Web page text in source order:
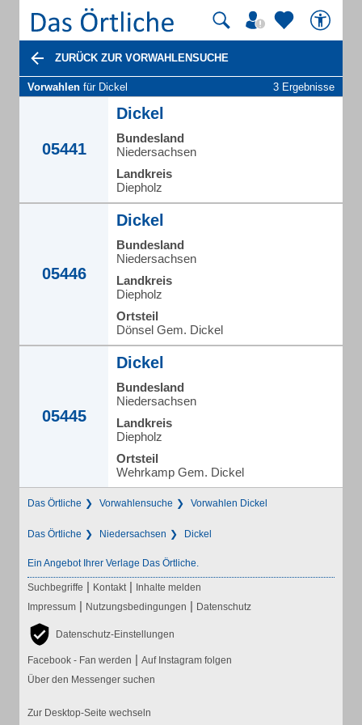
ZURÜCK ZUR VORWAHLENSUCHE
Vorwahlen für Dickel 3 Ergebnisse
05441
Dickel
Bundesland
Niedersachsen
Landkreis
Diepholz
05446
Dickel
Bundesland
Niedersachsen
Landkreis
Diepholz
Ortsteil
Dönsel Gem. Dickel
05445
Dickel
Bundesland
Niedersachsen
Landkreis
Diepholz
Ortsteil
Wehrkamp Gem. Dickel
Das Örtliche Vorwahlensuche Vorwahlen Dickel
Das Örtliche Niedersachsen Dickel
Ein Angebot Ihrer Verlage Das Örtliche.
Suchbegriffe | Kontakt | Inhalte melden
Impressum | Nutzungsbedingungen | Datenschutz
Datenschutz-Einstellungen
Facebook - Fan werden | Auf Instagram folgen
Über den Messenger suchen
Zur Desktop-Seite wechseln